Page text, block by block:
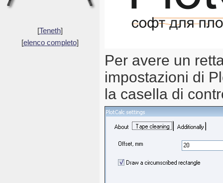
[Teneth]
[elenco completo]
Per avere un
impostazioni di
la casella di